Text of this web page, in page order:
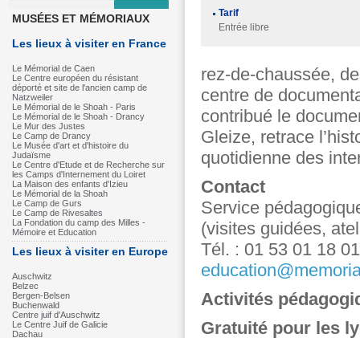
MUSÉES ET MÉMORIAUX
Les lieux à visiter en France
Le Mémorial de Caen
Le Centre européen du résistant
déporté et site de l'ancien camp de
Natzweiler
Le Mémorial de le Shoah - Paris
Le Mémorial de le Shoah - Drancy
Le Mur des Justes
Le Camp de Drancy
Le Musée d'art et d'histoire du
Judaïsme
Le Centre d'Etude et de Recherche sur
les Camps d'Internement du Loiret
La Maison des enfants d'Izieu
Le Mémorial de la Shoah
Le Camp de Gurs
Le Camp de Rivesaltes
La Fondation du camp des Milles -
Mémoire et Education
Les lieux à visiter en Europe
Auschwitz
Belzec
Bergen-Belsen
Buchenwald
Centre juif d'Auschwitz
Le Centre Juif de Galicie
Dachau
Tarif
Entrée libre
rez-de-chaussée,
centre de
contribué le
Gleize, retrace
quotidienne des
Contact
Service
(visites guidées,
Tél. : 01 53 01 18 01
Activités
Gratuité pour les